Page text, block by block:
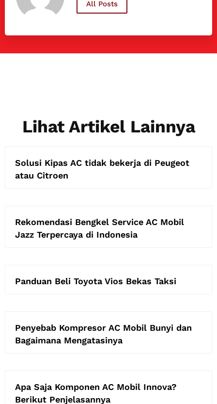
All Posts
Lihat Artikel Lainnya
Solusi Kipas AC tidak bekerja di Peugeot
atau Citroen
Rekomendasi Bengkel Service AC Mobil
Jazz Terpercaya di Indonesia
Panduan Beli Toyota Vios Bekas Taksi
Penyebab Kompresor AC Mobil Bunyi dan
Bagaimana Mengatasinya
Apa Saja Komponen AC Mobil Innova?
Berikut Penjelasannya